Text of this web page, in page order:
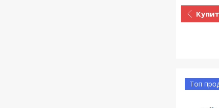
Топ